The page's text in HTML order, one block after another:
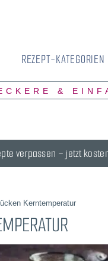
REZEPT-KATEGORIEN
&
verpassen – jetzt
Kerntemperatur